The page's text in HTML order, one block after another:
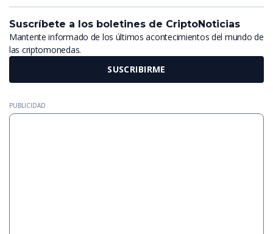
Suscríbete a los boletines de CriptoNoticias
Mantente informado de los últimos acontecimientos del mundo de
las criptomonedas.
SUSCRIBIRME
PUBLICIDAD